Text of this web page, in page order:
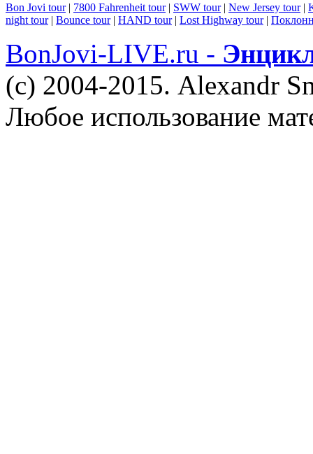
Bon Jovi tour| 7800 Fahrenheit tour| SWW tour| New Jersey tour|
night tour| Bounce tour| HAND tour| Lost Highway tour|
BonJovi-LIVE.ru -
(c) 2004-2015. Alexandr
Любое использование